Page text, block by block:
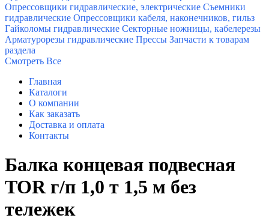
Опрессовщики гидравлические, электрические Съемники
гидравлические Опрессовщики кабеля, наконечников, гильз
Гайколомы гидравлические Секторные ножницы, кабелерезы
Арматурорезы гидравлические Прессы Запчасти к товарам
раздела
Смотреть Все
Главная
Каталоги
О компании
Как заказать
Доставка и оплата
Контакты
Балка концевая подвесная
TOR г/п 1,0 т 1,5 м без
тележек